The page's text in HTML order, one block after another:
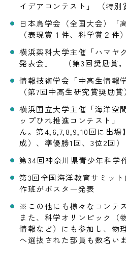
イデアコンテスト」 （特別
日本鳥学会（全国大会）「
（表現賞１件、科学賞２件）
横浜薬科大学主催「ハマヤ
発表会」 （第3回奨励賞，
情報技術学会「中高生情
（第7回中高生研究賞奨励賞
横浜国立大学主催「海洋空
ップひれ推進コンテスト」
ん。第4,6,7,8,9,10回に出場
成）、準優勝1回、3位2回）
第34回神奈川県青少年科学
第3回全国海洋教育サミッ
作班がポスター発表
※この他にも様々なコンテ
また、科学オリンピック（
情報など）にも参加し、物
へ選抜された部員も数名いま